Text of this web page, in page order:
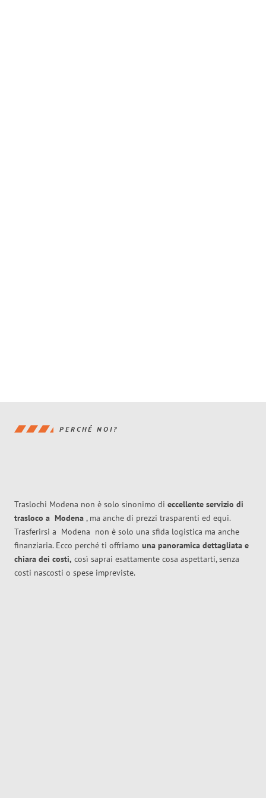
PERCHÉ NOI?
Traslochi Modena non è solo sinonimo di eccellente servizio di
trasloco a Modena , ma anche di prezzi trasparenti ed equi.
Trasferirsi a Modena non è solo una sfida logistica ma anche
finanziaria. Ecco perché ti offriamo una panoramica dettagliata e
chiara dei costi, così saprai esattamente cosa aspettarti, senza
costi nascosti o spese impreviste.